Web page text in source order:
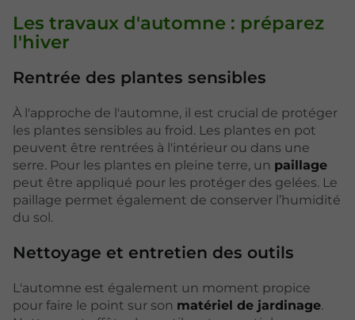
Les travaux d'automne : préparez
l'hiver
Rentrée des plantes sensibles
À l'approche de l'automne, il est crucial de protéger
les plantes sensibles au froid. Les plantes en pot
peuvent être rentrées à l'intérieur ou dans une
serre. Pour les plantes en pleine terre, un paillage
peut être appliqué pour les protéger des gelées. Le
paillage permet également de conserver l’humidité
du sol.
Nettoyage et entretien des outils
L'automne est également un moment propice
pour faire le point sur son matériel de jardinage.